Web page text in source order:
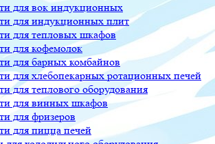
для вок индукционных
для индукционных плит
для тепловых шкафов
для кофемолок
для барных комбайнов
для хлебопекарных ротационных печей
для теплового оборудования
для винных шкафов
для фризеров
для пицца печей